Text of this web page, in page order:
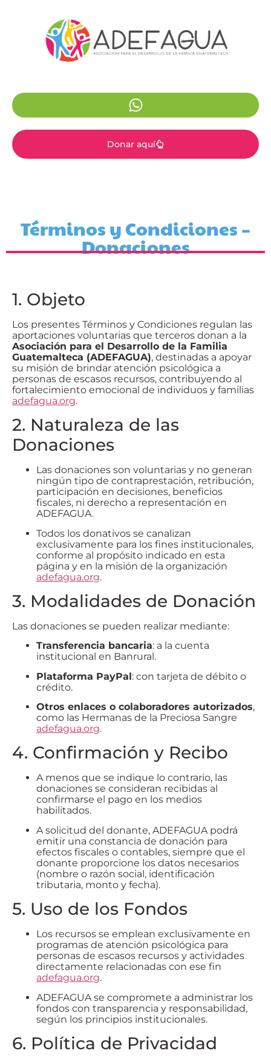
Donar aquí
Términos y Condiciones –
Donaciones
1. Objeto
Los presentes Términos y Condiciones regulan las
aportaciones voluntarias que terceros donan a la
Asociación para el Desarrollo de la Familia
Guatemalteca (ADEFAGUA), destinadas a apoyar
su misión de brindar atención psicológica a
personas de escasos recursos, contribuyendo al
fortalecimiento emocional de individuos y familias
adefagua.org.
2. Naturaleza de las
Donaciones
Las donaciones son voluntarias y no generan
ningún tipo de contraprestación, retribución,
participación en decisiones, beneficios
fiscales, ni derecho a representación en
ADEFAGUA.
Todos los donativos se canalizan
exclusivamente para los fines institucionales,
conforme al propósito indicado en esta
página y en la misión de la organización
adefagua.org.
3. Modalidades de Donación
Las donaciones se pueden realizar mediante:
Transferencia bancaria: a la cuenta
institucional en Banrural.
Plataforma PayPal: con tarjeta de débito o
crédito.
Otros enlaces o colaboradores autorizados,
como las Hermanas de la Preciosa Sangre
adefagua.org.
4. Confirmación y Recibo
A menos que se indique lo contrario, las
donaciones se consideran recibidas al
confirmarse el pago en los medios
habilitados.
A solicitud del donante, ADEFAGUA podrá
emitir una constancia de donación para
efectos fiscales o contables, siempre que el
donante proporcione los datos necesarios
(nombre o razón social, identificación
tributaria, monto y fecha).
5. Uso de los Fondos
Los recursos se emplean exclusivamente en
programas de atención psicológica para
personas de escasos recursos y actividades
directamente relacionadas con ese fin
adefagua.org.
ADEFAGUA se compromete a administrar los
fondos con transparencia y responsabilidad,
según los principios institucionales.
6. Política de Privacidad